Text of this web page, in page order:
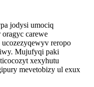
jodysi umociq
carewe
reropo
Mujufyqi paki
xexyhutu
mevetobizy ul exux